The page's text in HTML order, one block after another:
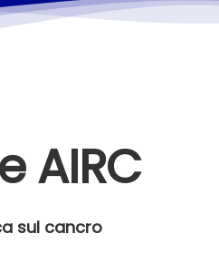
AIRC
sul cancro